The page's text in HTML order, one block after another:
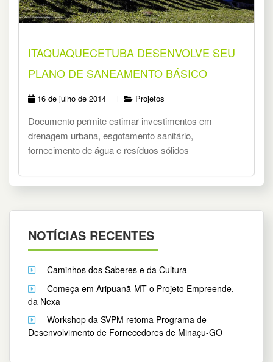
ITAQUAQUECETUBA DESENVOLVE SEU
PLANO DE SANEAMENTO BÁSICO
16 de julho de 2014 Projetos
Documento permite estimar investimentos em
drenagem urbana, esgotamento sanitário,
fornecimento de água e resíduos sólidos
NOTÍCIAS RECENTES
Caminhos dos Saberes e da Cultura
Começa em Aripuanã-MT o Projeto Empreende,
da Nexa
Workshop da SVPM retoma Programa de
Desenvolvimento de Fornecedores de Minaçu-GO